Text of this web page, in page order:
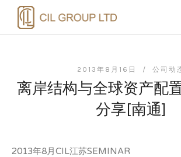
2013年8月16日 / 公司动
离岸结构与全球资产配
分享[南通]
2013年8月CIL江苏SEMINAR